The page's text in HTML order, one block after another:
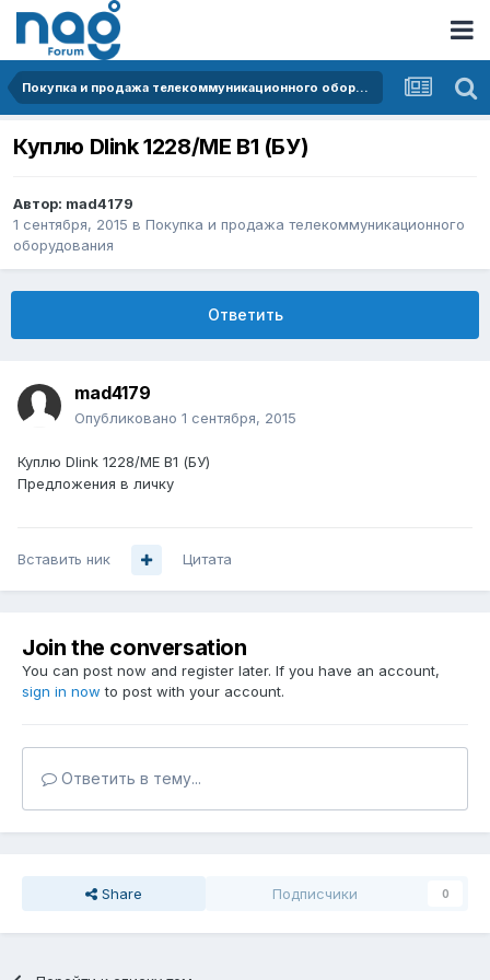
Покупка и продажа телекоммуникационного оборудования
Куплю Dlink 1228/ME B1 (БУ)
Автор: mad4179
1 сентября, 2015 в Покупка и продажа телекоммуникационного
оборудования
Ответить
mad4179
Опубликовано 1 сентября, 2015
Куплю Dlink 1228/ME B1 (БУ)
Предложения в личку
Вставить ник Цитата
Join the conversation
You can post now and register later. If you have an account,
sign in now to post with your account.
Ответить в тему...
Share Подписчики 0